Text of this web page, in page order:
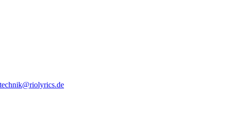
technik@riolyrics.de